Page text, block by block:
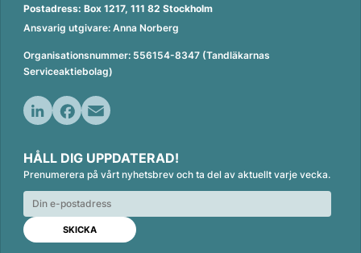
Postadress: Box 1217, 111 82 Stockholm
Ansvarig utgivare: Anna Norberg
Organisationsnummer: 556154-8347 (Tandläkarnas
Serviceaktiebolag)
n
k
e
d
n
c
e
b
o
o
k
a
i
l
HÅLL DIG UPPDATERAD!
Prenumerera på vårt nyhetsbrev och ta del av aktuellt varje vecka.